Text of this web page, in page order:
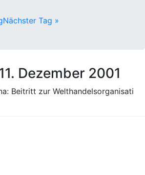
Nächster Tag »
Dezember 2001
Beitritt zur Welthandelsorganisati